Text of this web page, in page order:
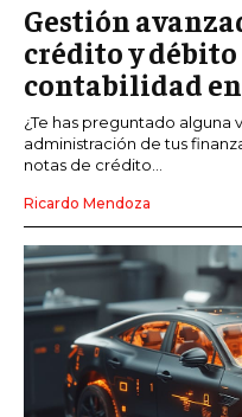
Gestión
crédito y
contabilidad
¿Te has preguntado alguna
administración de tus
notas de crédito...
Ricardo Mendoza